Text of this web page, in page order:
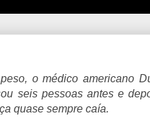
o médico americano
seis pessoas antes e
quase sempre caía.